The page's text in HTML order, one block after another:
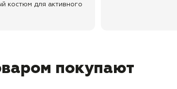
костюм для активного
покупают